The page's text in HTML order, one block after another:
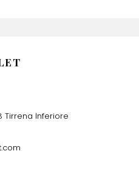
Tirrena Inferiore